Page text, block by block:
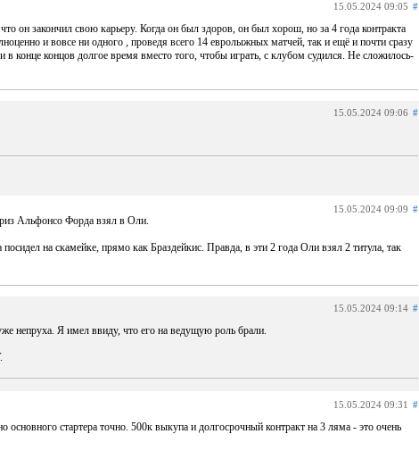
15.05.2024 09:05 #
он закончил свою карьеру. Когда он был здоров, он был хорош, но за 4 года контракта
и вовсе ни одного , проведя всего 14 евролыжных матчей, так и ещё и почти сразу
конце концов долгое время вместо того, чтобы играть, с клубом судился. Не сложилось-
15.05.2024 09:06 #
15.05.2024 09:09 #
Альфонсо Форда взял в Оли.
на скамейке, прямо как Браздейкис. Правда, в эти 2 года Оли взял 2 титула, так
15.05.2024 09:14 #
непруха. Я имел ввиду, что его на ведущую роль брали.
15.05.2024 09:31 #
основного стартера точно. 500к выкупа и долгосрочный контракт на 3 ляма - это очень